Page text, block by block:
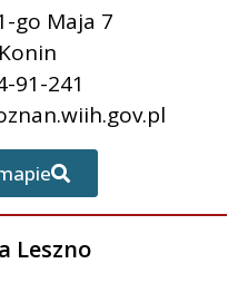
go Maja 7
91-241
Leszno